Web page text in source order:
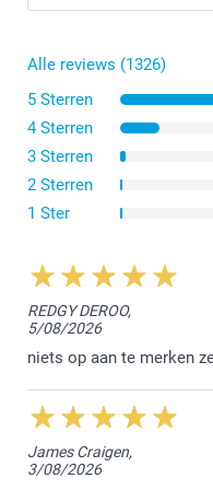
zijn.
Let op! Als een foto
is de kwaliteit niet
afdruk te garanderen:
betere of je kan
Alle reviews (1326)
5 Sterren
4 Sterren
3 Sterren
2 Sterren
1 Ster
REDGY DEROO,
5/08/2026
niets op aan te merken
James Craigen,
3/08/2026